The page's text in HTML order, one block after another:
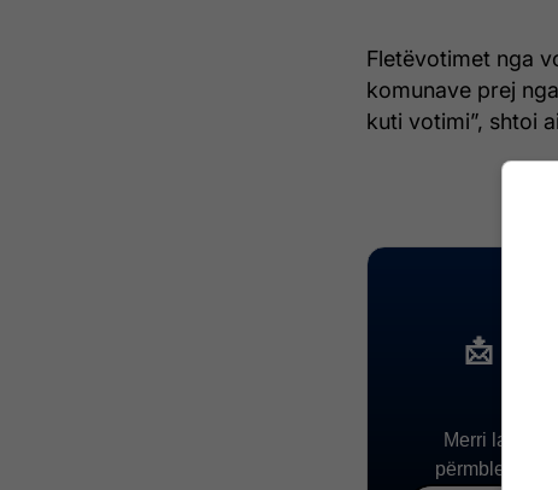
Fletëvotimet nga
komunave prej
kuti votimi”, shtoi